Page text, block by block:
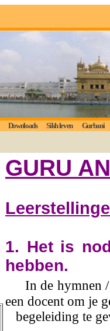
Downloads Sikh leven Gurbani
GURU
1. Het is
hebben.
In de hymnen
een docent om je
begeleiding te